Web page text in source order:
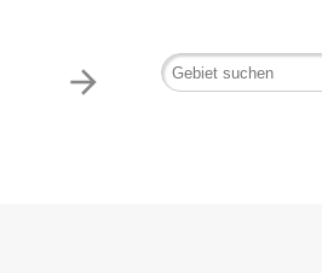
arrow_forward